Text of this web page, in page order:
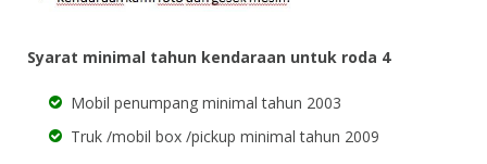
Syarat minimal tahun kendaraan untuk roda 4
Mobil penumpang minimal tahun 2003
Truk /mobil box /pickup minimal tahun 2009